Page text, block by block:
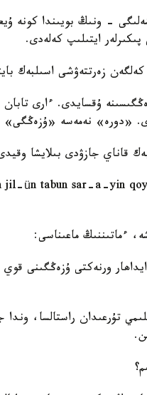
- ونىڭ بويىندا كونە
پىكىرلەر ايتىلىپ كەلەدى.
كەلگەن زەرتتەۋشى اسىلبەك
ۇقسايدى. ءارى
«دورە» نەمەسە
قاناي جازۋدى بىلايشا
ءماتىننىڭ ماعىناسى:
ورنەكتى ۇزەڭگىنى
تۇرعىدان راستالسا،